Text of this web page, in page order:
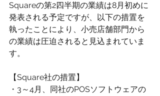
Squareの第2四半期の業績は8月初めに
発表される予定ですが、以下の措置を
執ったことにより、小売店舗部門から
の業績は圧迫されると見込まれていま
す。
【Square社の措置】
・3～4月、同社のPOSソフトウェアの